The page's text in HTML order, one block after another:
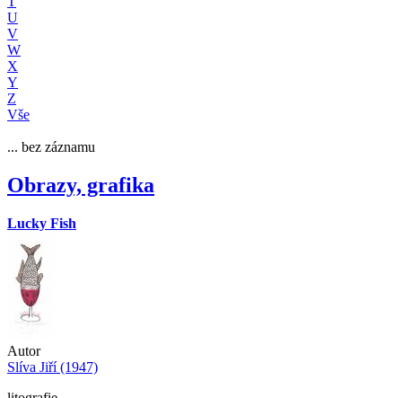
U
V
W
X
Y
Z
Vše
... bez záznamu
Obrazy, grafika
Lucky Fish
Autor
Slíva Jiří (1947)